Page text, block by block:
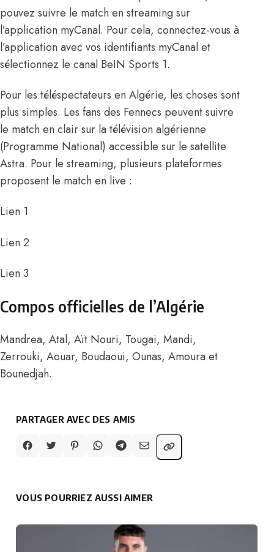
pouvez suivre le match en streaming sur
l’application myCanal. Pour cela, connectez-vous à
l’application avec vos identifiants myCanal et
sélectionnez le canal BeIN Sports 1.
Pour les téléspectateurs en Algérie, les choses sont
plus simples. Les fans des Fennecs peuvent suivre
le match en clair sur la télévision algérienne
(Programme National) accessible sur le satellite
Astra. Pour le streaming, plusieurs plateformes
proposent le match en live :
Lien 1
Lien 2
Lien 3
Compos officielles de l’Algérie
Mandrea, Atal, Aït Nouri, Tougai, Mandi,
Zerrouki, Aouar, Boudaoui, Ounas, Amoura et
Bounedjah.
PARTAGER AVEC DES AMIS
VOUS POURRIEZ AUSSI AIMER